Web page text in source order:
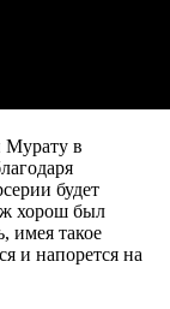
Мурату в
будет
хорош был
имея такое
и напорется на